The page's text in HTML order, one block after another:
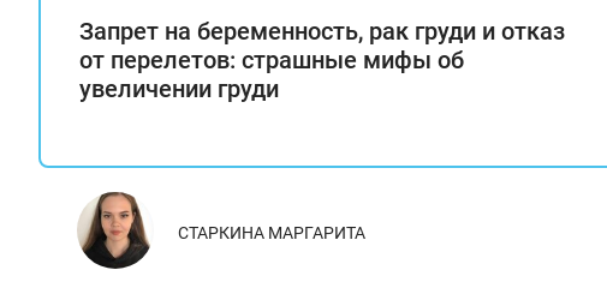
Запрет на беременность, рак груди и отказ
от перелетов: страшные мифы об
увеличении груди
СТАРКИНА МАРГАРИТА